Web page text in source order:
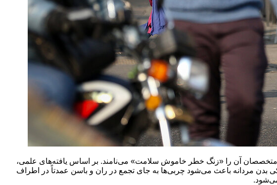
هشدارها درباره سلامت مردان بالای ۴۰ سال بدل شده و متخصصان آن را «زنگ خطر خاموش سلامت» می‌نامند. بر اساس یافته‌های علمی،
بدن مردانه باعث می‌شود چربی‌ها به جای تجمع در ران و باسن عمدتاً در اطراف